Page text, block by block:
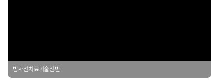
방사선치료기술전반